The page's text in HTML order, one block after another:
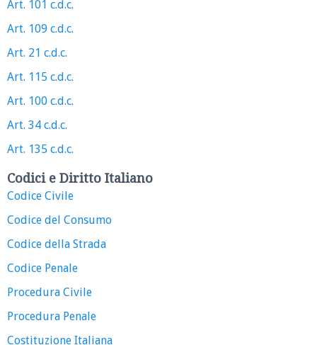
Art. 101 c.d.c.
Art. 109 c.d.c.
Art. 21 c.d.c.
Art. 115 c.d.c.
Art. 100 c.d.c.
Art. 34 c.d.c.
Art. 135 c.d.c.
Codici e Diritto Italiano
Codice Civile
Codice del Consumo
Codice della Strada
Codice Penale
Procedura Civile
Procedura Penale
Costituzione Italiana